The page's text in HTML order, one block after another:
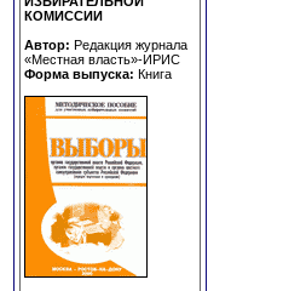
КОМИССИИ
Автор: Редакция журнала
«Местная власть»-ИРИС
Форма выпуска: Книга